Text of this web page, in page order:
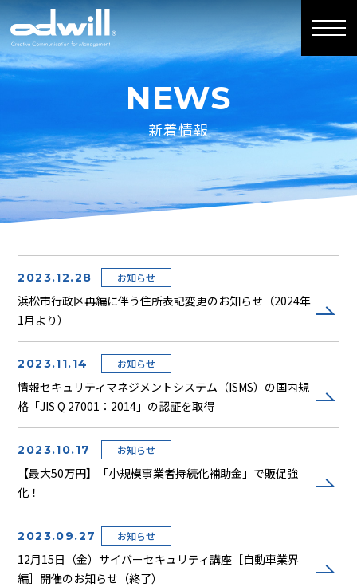
NEWS
新着情報
2023.12.28 お知らせ
浜松市行政区再編に伴う住所表記変更のお知らせ（2024年
1月より）
2023.11.14 お知らせ
情報セキュリティマネジメントシステム（ISMS）の国内規
格「JIS Q 27001：2014」の認証を取得
2023.10.17 お知らせ
【最大50万円】「小規模事業者持続化補助金」で販促強
化！
2023.09.27 お知らせ
12月15日（金）サイバーセキュリティ講座［自動車業界
編］開催のお知らせ（終了）